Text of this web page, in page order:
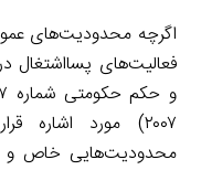
اگرچه محدودیت‌های
فعالیت‌های پسااشتغال
۲۰۰۷) مورد
محدودیت‌هایی خاص و